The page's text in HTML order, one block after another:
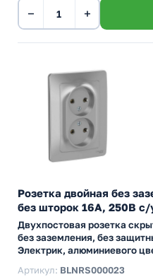
− +
Розетка двойная без
без шторок 16А, 250В
Двухпостовая розетка
без заземления, без
Электрик, алюминиевого
Артикул: BLNRS000023